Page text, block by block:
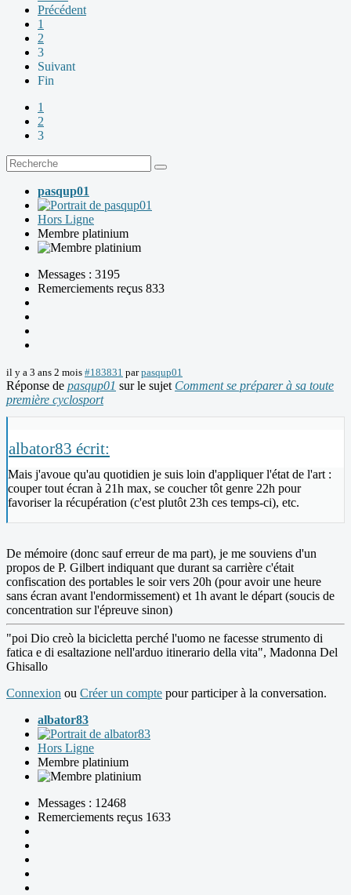
Précédent
1
2
3
Suivant
Fin
1
2
3
pasqup01
Hors Ligne
Membre platinium
Messages : 3195
Remerciements reçus 833
il y a 3 ans 2 mois #183831 parpasqup01
Réponse de pasqup01 sur le sujet Comment se préparer à sa toute
première cyclosport
albator83 écrit:
Mais j'avoue qu'au quotidien je suis loin d'appliquer l'état de l'art :
couper tout écran à 21h max, se coucher tôt genre 22h pour
favoriser la récupération (c'est plutôt 23h ces temps-ci), etc.
De mémoire (donc sauf erreur de ma part), je me souviens d'un
propos de P. Gilbert indiquant que durant sa carrière c'était
confiscation des portables le soir vers 20h (pour avoir une heure
sans écran avant l'endormissement) et 1h avant le départ (soucis de
concentration sur l'épreuve sinon)
"poi Dio creò la bicicletta perché l'uomo ne facesse strumento di
fatica e di esaltazione nell'arduo itinerario della vita", Madonna Del
Ghisallo
Connexion ou Créer un compte pour participer à la conversation.
albator83
Hors Ligne
Membre platinium
Messages : 12468
Remerciements reçus 1633